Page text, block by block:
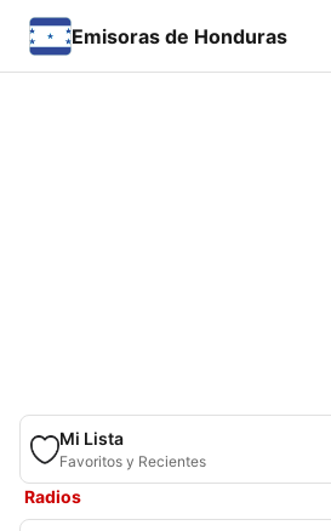
Emisoras de Honduras
Mi Lista
Favoritos y Recientes
Radios